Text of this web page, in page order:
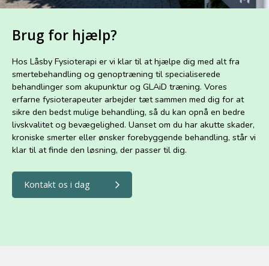
Brug for hjælp?
Hos Låsby Fysioterapi er vi klar til at hjælpe dig med alt fra
smertebehandling og genoptræning til specialiserede
behandlinger som akupunktur og GLAiD træning. Vores
erfarne fysioterapeuter arbejder tæt sammen med dig for at
sikre den bedst mulige behandling, så du kan opnå en bedre
livskvalitet og bevægelighed. Uanset om du har akutte skader,
kroniske smerter eller ønsker forebyggende behandling, står vi
klar til at finde den løsning, der passer til dig.
Kontakt os i dag